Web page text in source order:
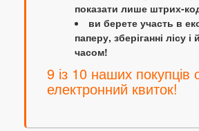
показати лише штрих-
ви берете участь в
паперу, зберіганні лісу
часом!
9 із 10 наших покупців
електронний квиток!